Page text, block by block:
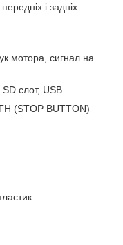
і задніх
мотора, сигнал на
слот, USB
(STOP BUTTON)